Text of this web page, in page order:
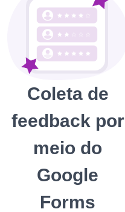
Coleta de
feedback por
meio do
Google
Forms